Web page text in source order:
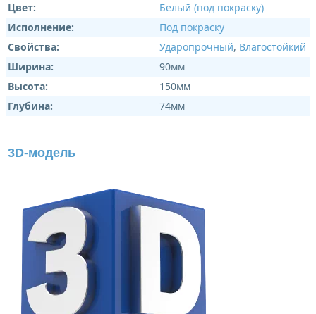
Цвет:
Белый (под покраску)
Исполнение:
Под покраску
Свойства:
Ударопрочный, Влагостойкий
Ширина:
90мм
Высота:
150мм
Глубина:
74мм
3D-модель